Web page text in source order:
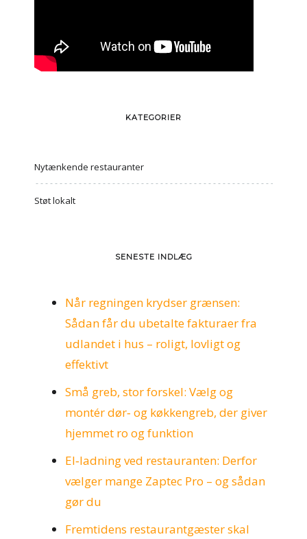
KATEGORIER
Nytænkende restauranter
Støt lokalt
SENESTE INDLÆG
Når regningen krydser grænsen:
Sådan får du ubetalte fakturaer fra
udlandet i hus – roligt, lovligt og
effektivt
Små greb, stor forskel: Vælg og
montér dør‑ og køkkengreb, der giver
hjemmet ro og funktion
El‑ladning ved restauranten: Derfor
vælger mange Zaptec Pro – og sådan
gør du
Fremtidens restaurantgæster skal